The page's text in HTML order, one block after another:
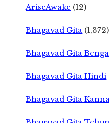
AriseAwake (12)
Bhagavad Gita (1,372)
Bhagavad Gita
Bhagavad Gita Hindi
Bhagavad Gita